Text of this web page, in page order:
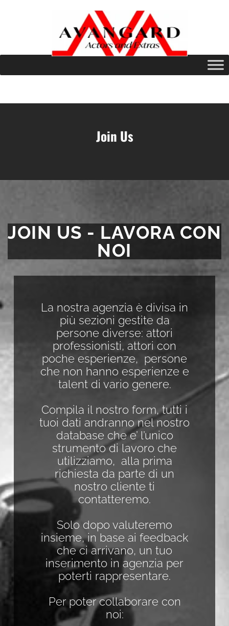
Join Us
JOIN US - LAVORA CON
NOI
La nostra agenzia è divisa in
più sezioni gestite da
persone diverse: attori
professionisti, attori con
poche esperienze, persone
che non hanno esperienze e
talent di vario genere.
Compila il nostro form, tutti i
tuoi dati andranno nel nostro
database che e’ l’unico
strumento di lavoro che
utilizziamo, alla prima
richiesta da parte di un
nostro cliente ti
contatteremo.
Solo dopo valuteremo
insieme, in base ai feedback
che ci arrivano, un tuo
inserimento in agenzia per
poterti rappresentare.
Per poter collaborare con
noi: